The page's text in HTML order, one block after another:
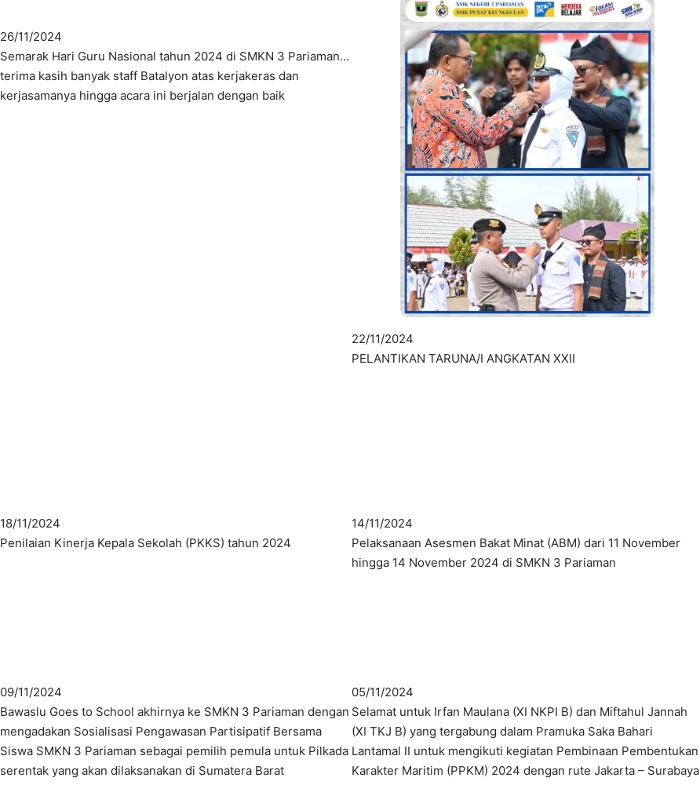
26/11/2024
Semarak Hari Guru Nasional tahun 2024 di SMKN 3 Pariaman…
terima kasih banyak staff Batalyon atas kerjakeras dan
kerjasamanya hingga acara ini berjalan dengan baik
22/11/2024
PELANTIKAN TARUNA/I ANGKATAN XXII
18/11/2024
Penilaian Kinerja Kepala Sekolah (PKKS) tahun 2024
14/11/2024
Pelaksanaan Asesmen Bakat Minat (ABM) dari 11 November
hingga 14 November 2024 di SMKN 3 Pariaman
09/11/2024
Bawaslu Goes to School akhirnya ke SMKN 3 Pariaman dengan
mengadakan Sosialisasi Pengawasan Partisipatif Bersama
Siswa SMKN 3 Pariaman sebagai pemilih pemula untuk Pilkada
serentak yang akan dilaksanakan di Sumatera Barat
05/11/2024
Selamat untuk Irfan Maulana (XI NKPI B) dan Miftahul Jannah
(XI TKJ B) yang tergabung dalam Pramuka Saka Bahari
Lantamal II untuk mengikuti kegiatan Pembinaan Pembentukan
Karakter Maritim (PPKM) 2024 dengan rute Jakarta – Surabaya